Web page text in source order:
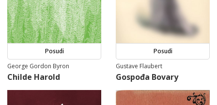
Posudi
George Gordon Byron
Childe Harold
Posudi
Gustave Flaubert
Gospođa Bovary